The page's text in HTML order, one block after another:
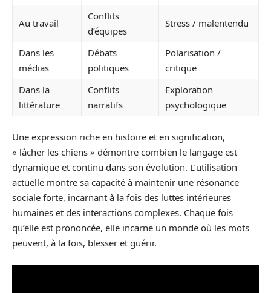
Au travail
Conflits
d’équipes
Stress / malentendu
Dans les
médias
Débats
politiques
Polarisation /
critique
Dans la
littérature
Conflits
narratifs
Exploration
psychologique
Une expression riche en histoire et en signification,
« lâcher les chiens » démontre combien le langage est
dynamique et continu dans son évolution. L’utilisation
actuelle montre sa capacité à maintenir une résonance
sociale forte, incarnant à la fois des luttes intérieures
humaines et des interactions complexes. Chaque fois
qu’elle est prononcée, elle incarne un monde où les mots
peuvent, à la fois, blesser et guérir.